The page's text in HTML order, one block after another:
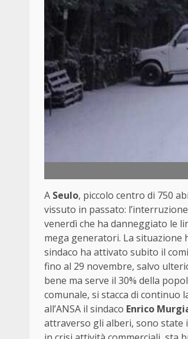
A Seulo, piccolo centro di 750
vissuto in passato:
venerdì che ha danneggiato le
mega generatori. La situazione
sindaco ha attivato subito il
fino al 29 novembre, salvo
bene ma serve il 30% della
comunale, si stacca di continuo
all’ANSA il sindaco Enrico
attraverso gli alberi, sono state